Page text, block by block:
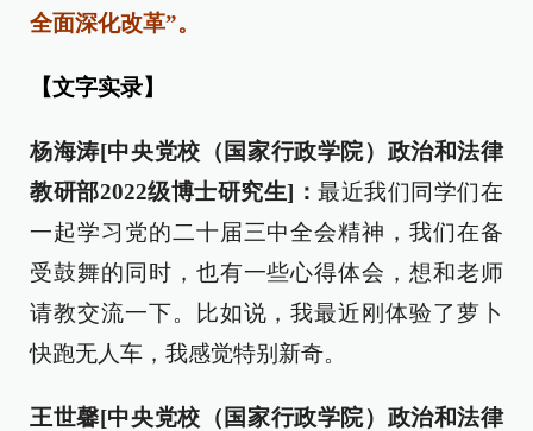
全面深化改革”。
【文字实录】
杨海涛[中央党校（国家行政学院）政治和法律
教研部2022级博士研究生]：最近我们同学们在
一起学习党的二十届三中全会精神，我们在备
受鼓舞的同时，也有一些心得体会，想和老师
请教交流一下。比如说，我最近刚体验了萝卜
快跑无人车，我感觉特别新奇。
王世馨[中央党校（国家行政学院）政治和法律